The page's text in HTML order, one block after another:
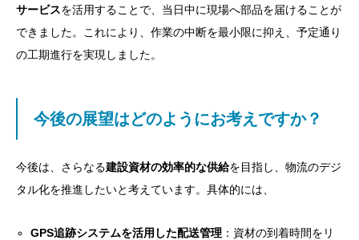
サービスを活用することで、当日中に現場へ部品を届けることが
できました。これにより、作業の中断を最小限に抑え、予定通り
の工期進行を実現しました。
今後の展望はどのようにお考えですか？
今後は、さらなる建設資材の効率的な供給を目指し、物流のデジ
タル化を推進したいと考えています。具体的には、
GPS追跡システムを活用した配送管理 ：資材の到着時間をリ